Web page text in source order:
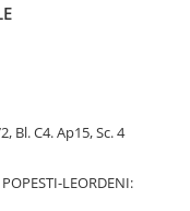
Bl. C4. Ap15, Sc. 4
LEORDENI: